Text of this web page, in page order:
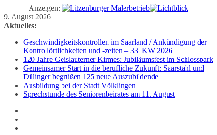
Anzeigen:
Zum
Inhalt
9. August 2026
Aktuelles:
Geschwindigkeitskontrollen im Saarland / Ankündigung der
Kontrollörtlichkeiten und -zeiten – 33. KW 2026
120 Jahre Geislauterner Kirmes: Jubiläumsfest im Schlosspark
Gemeinsamer Start in die berufliche Zukunft: Saarstahl und
Dillinger begrüßen 125 neue Auszubildende
Ausbildung bei der Stadt Völklingen
Sprechstunde des Seniorenbeirates am 11. August